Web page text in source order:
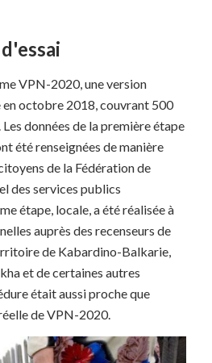
VPN-2020, une version
en octobre 2018, couvrant 500
données de la première étape
été renseignées de manière
de la Fédération de
des services publics
étape, locale, a été réalisée à
auprès des recenseurs de
de Kabardino-Balkarie,
et de certaines autres
était aussi proche que
de VPN-2020.